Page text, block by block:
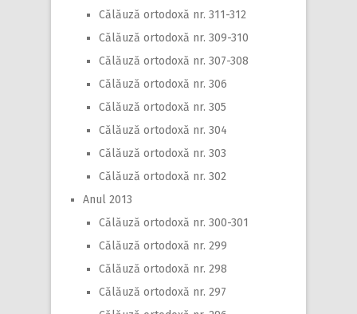
Călăuză ortodoxă nr. 311-312
Călăuză ortodoxă nr. 309-310
Călăuză ortodoxă nr. 307-308
Călăuză ortodoxă nr. 306
Călăuză ortodoxă nr. 305
Călăuză ortodoxă nr. 304
Călăuză ortodoxă nr. 303
Călăuză ortodoxă nr. 302
Anul 2013
Călăuză ortodoxă nr. 300-301
Călăuză ortodoxă nr. 299
Călăuză ortodoxă nr. 298
Călăuză ortodoxă nr. 297